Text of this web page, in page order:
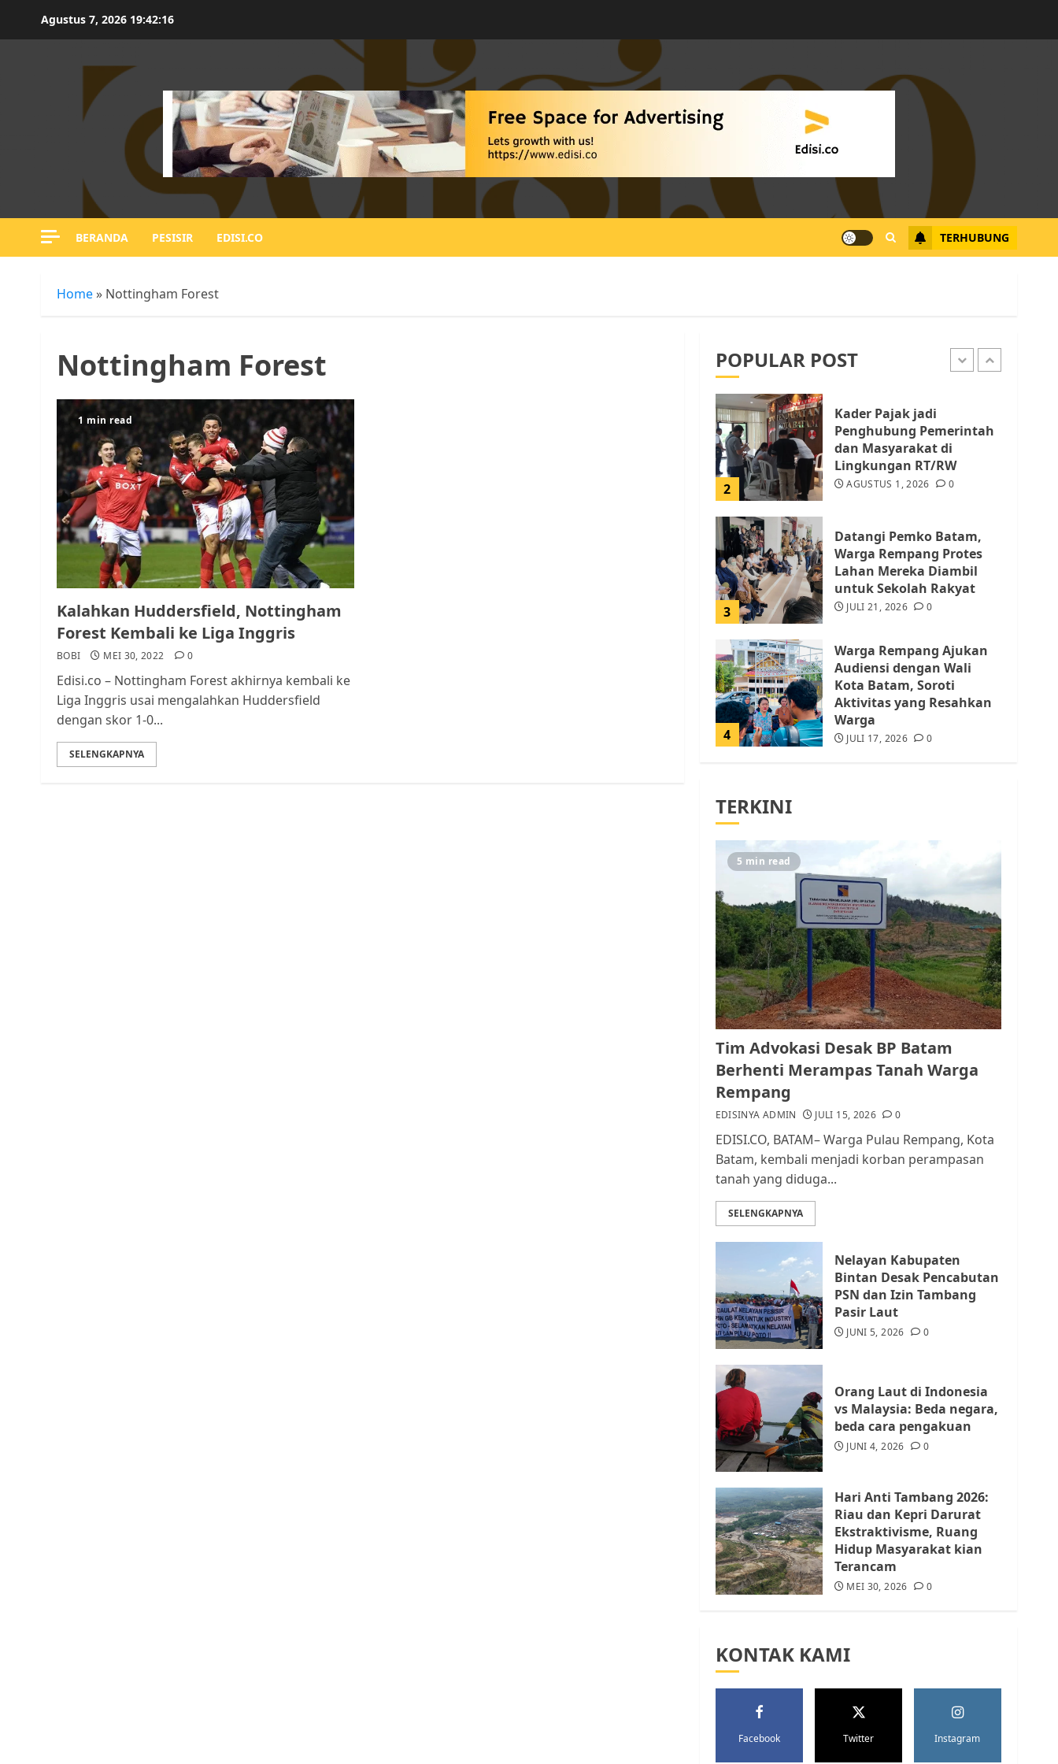
Agustus 7, 2026 19:42:17
BERANDA PESISIR EDISI.CO TERHUBUNG
Home » Nottingham Forest
Nottingham Forest
1 min read
Kalahkan Huddersfield, Nottingham
Forest Kembali ke Liga Inggris
BOBI MEI 30, 2022 0
Edisi.co – Nottingham Forest akhirnya kembali ke
Liga Inggris usai mengalahkan Huddersfield
dengan skor 1-0...
SELENGKAPNYA
POPULAR POST
Warga Rempang Ajukan
Kota Batam, Soroti
Aktivitas yang Resahkan
0
Batam Berhenti
Merampas Tanah Warga
Rempang
JULI 15, 2026
1 AGUSTUS 1, 2026
2
Kader Pajak jadi
Penghubung Pemerintah
dan Masyarakat di
Lingkungan RT/RW
AGUSTUS 1, 2026 0
3
Datangi Pemko Batam,
Warga Rempang Protes
Lahan Mereka Diambil
untuk Sekolah Rakyat
JULI 21, 2026 0
4
Warga Rempang Ajukan
Audiensi dengan Wali
Kota Batam, Soroti
Aktivitas yang Resahkan
Warga
JULI 17, 2026 0
5 JULI 15, 2026
1
Pemko Batam Tegaskan
RT dan RW bukan Petugas
Pendataan dan
Pemungutan Pajak
AGUSTUS 1, 2026 0
2
Kader Pajak jadi
Penghubung Pemerintah
dan Masyarakat di
Lingkungan RT/RW
3
Datangi Pemko Batam,
Warga Rempang Protes
Lahan Mereka Diambil
4
Warga Rempang Ajukan
Audiensi dengan Wali
Kota Batam, Soroti
Aktivitas yang Resahkan
Warga
5
Tim Advokasi Desak BP
Batam Berhenti
Merampas Tanah Warga
Rempang
TERKINI
5 min read
Tim Advokasi Desak BP Batam
Berhenti Merampas Tanah Warga
Rempang
EDISINYA ADMIN JULI 15, 2026 0
EDISI.CO, BATAM– Warga Pulau Rempang, Kota
Batam, kembali menjadi korban perampasan
tanah yang diduga...
SELENGKAPNYA
Nelayan Kabupaten
Bintan Desak Pencabutan
PSN dan Izin Tambang
Pasir Laut
JUNI 5, 2026 0
Orang Laut di Indonesia
vs Malaysia: Beda negara,
beda cara pengakuan
JUNI 4, 2026 0
Hari Anti Tambang 2026:
Riau dan Kepri Darurat
Ekstraktivisme, Ruang
Hidup Masyarakat kian
Terancam
MEI 30, 2026 0
KONTAK KAMI
Facebook Twitter Instagram